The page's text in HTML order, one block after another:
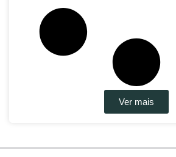
Ver mais